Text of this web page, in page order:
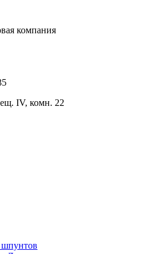
компания
IV, комн. 22